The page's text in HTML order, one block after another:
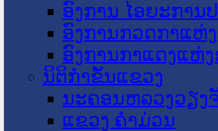
ອົງການ ໄອຍະການ
ອົງການກວດກາແຫ່
ອົງການກາແດງແຫ່
ນິຕິກໍາຂັ້ນແຂວງ
ນະ​ຄອນ​ຫລວງວຽງ
ແຂວງ ຄໍາມ່ວນ